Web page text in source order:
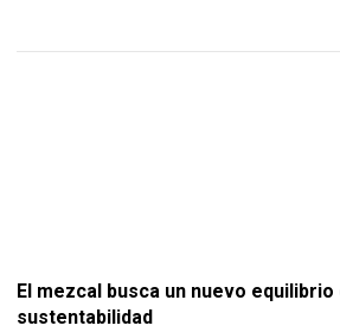
El mezcal busca un nuevo
sustentabilidad